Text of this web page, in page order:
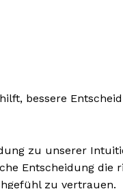
bessere
zu unserer
Entscheidung die
zu vertrauen.